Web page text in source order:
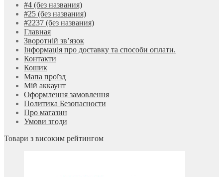
#4 (без названия)
#25 (без названия)
#2237 (без названия)
Главная
Зворотній зв’язок
Інформація про доставку та способи оплати.
Контакти
Кошик
Мапа проїзд
Мій аккаунт
Оформлення замовлення
Политика Безопасности
Про магазин
Умови згоди
Товари з високим рейтингом